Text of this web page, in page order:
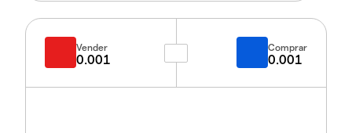
Vender
0.001
Comprar
0.001